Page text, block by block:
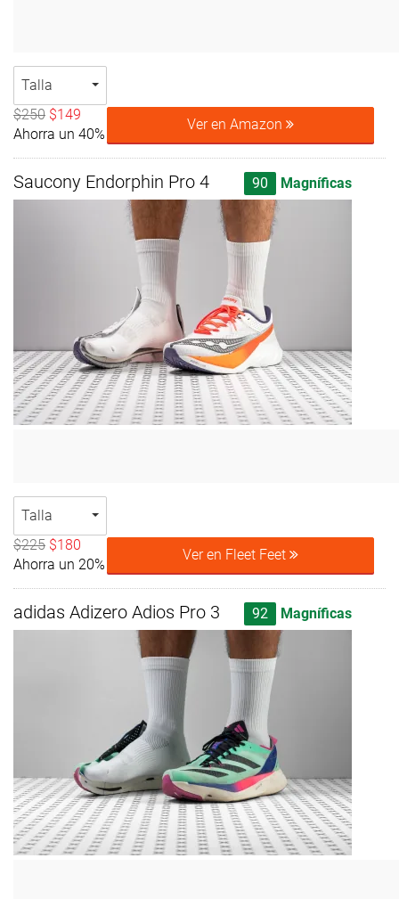
Talla
$250 $149
Ahorra un 40%
Ver en Amazon
Saucony Endorphin Pro 4 90 Magníficas
Talla
$225 $180
Ahorra un 20%
Ver en Fleet Feet
adidas Adizero Adios Pro 3 92 Magníficas